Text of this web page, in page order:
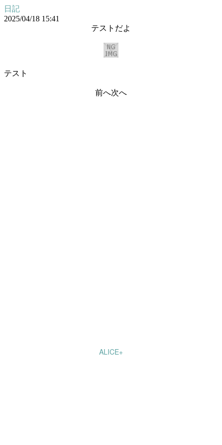
日記
2025/04/18 15:41
テストだよ
テスト
前へ次へ
ALICE+